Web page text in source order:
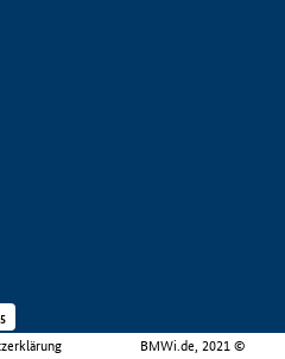
BMWi.de, 2021 ©